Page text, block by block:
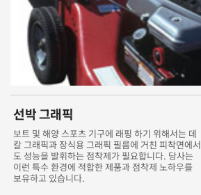
선박 그래픽
보트 및 해양 스포츠 기구에 래핑 하기 위해서는 데
칼 그래픽과 장식용 그래픽 필름에 거친 피착면에서
도 성능을 발휘하는 점착제가 필요합니다. 당사는
이런 특수 환경에 적합한 제품과 점착제 노하우를
보유하고 있습니다.